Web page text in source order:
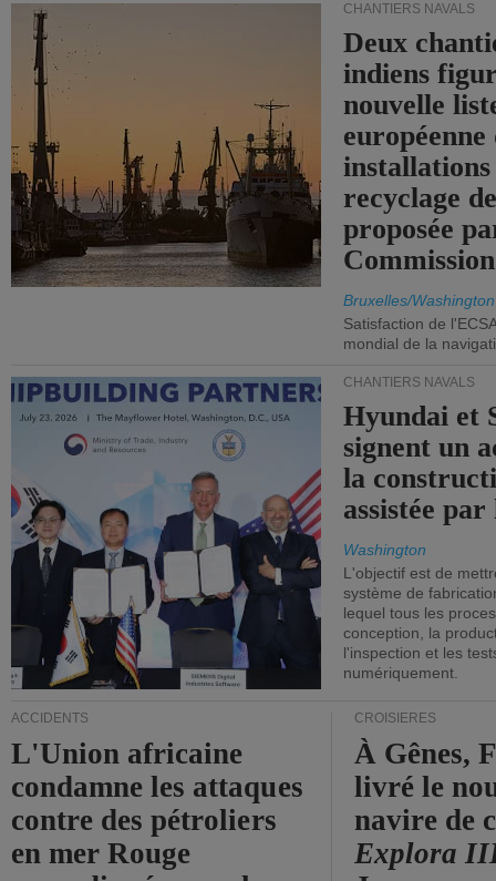
CHANTIERS NAVALS
Deux
indiens
nouvelle
européenne
installations
recyclage
proposée
Bruxelles/Washington
Satisfaction de
mondial de la
CHANTIERS NAVALS
Hyundai et
signent un
la
assistée
Washington
L'objectif est de
système de
lequel tous les
conception, la
l'inspection et les
numériquement.
ACCIDENTS
L'Union africaine
condamne les attaques
contre des pétroliers
en mer Rouge
CROISIÈRES
À Gênes,
livré le
navire de
Explora